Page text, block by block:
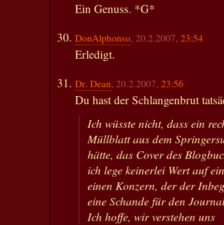
Ein Genuss. *G*
DonAlphonso, 20.2.2007, 23:54
Erledigt.
Dr. Dean, 20.2.2007, 23:56
Du hast der Schlangenbrut
Ich wüsste nicht, dass ein
Müllblatt aus dem
hätte, das Cover des
ich lege keinerlei Wert auf
einen Konzern, der der
eine Schande für den
Ich hoffe, wir verstehen uns